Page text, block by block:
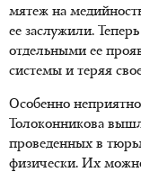
мятеж на
ее заслужили.
отдельными ее
системы и теряя
Особенно неприятно
Толоконникова
проведенных в
физически. Их